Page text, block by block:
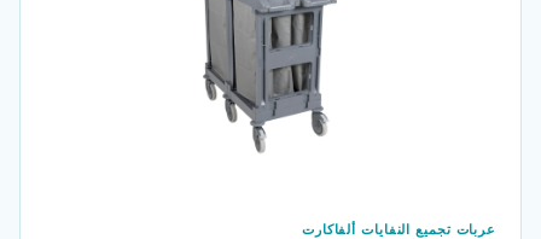
عربات تجميع النفايات ألفاكارت